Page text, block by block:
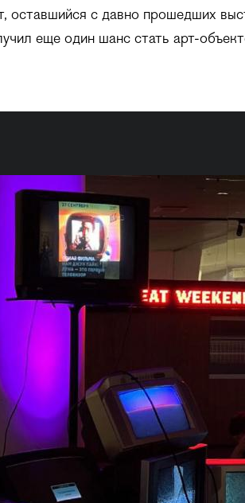
оставшийся с давно прошедших
еще один шанс стать арт-